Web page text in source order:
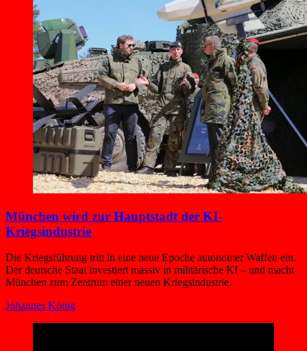
München wird zur Hauptstadt der KI-
Kriegsindustrie
Die Kriegsführung tritt in eine neue Epoche autonomer Waffen ein.
Der deutsche Staat investiert massiv in militärische KI – und macht
München zum Zentrum einer neuen Kriegsindustrie.
Johannes König